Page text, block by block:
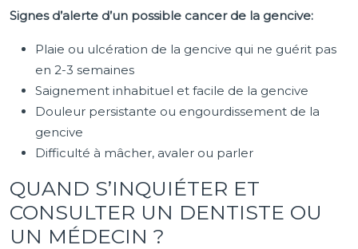
Signes d’alerte d’un possible cancer de la gencive:
Plaie ou ulcération de la gencive qui ne guérit pas
en 2-3 semaines
Saignement inhabituel et facile de la gencive
Douleur persistante ou engourdissement de la
gencive
Difficulté à mâcher, avaler ou parler
QUAND S’INQUIÉTER ET
CONSULTER UN DENTISTE OU
UN MÉDECIN ?